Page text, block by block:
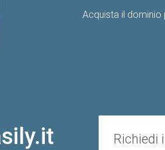
Acquista il dominio
Richiedi